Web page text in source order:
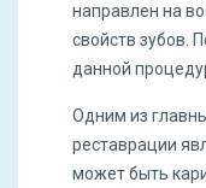
направлен на
свойств зубов.
данной
Одним из
реставрации
может быть